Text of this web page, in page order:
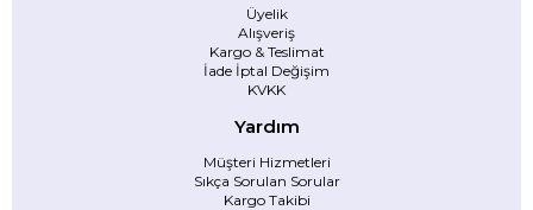
Üyelik
Alışveriş
Kargo & Teslimat
İade İptal Değişim
KVKK
Yardım
Müşteri Hizmetleri
Sıkça Sorulan Sorular
Kargo Takibi